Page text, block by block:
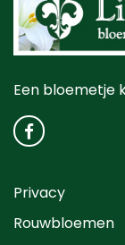
Een bloemetje
Privacy
Rouwbloemen